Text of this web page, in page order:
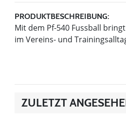
PRODUKTBESCHREIBUNG:
Mit dem Pf-540 Fussball
im Vereins- und
ZULETZT